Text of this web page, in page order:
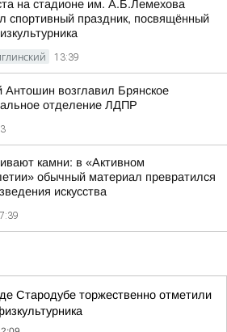
на стадионе им. А.Б.Лемехова
спортивный праздник, посвящённый
13:39
Антошин возглавил Брянское
отделение ЛДПР
камни: в «Активном
обычный материал превратился
искусства
Стародубе торжественно отметили